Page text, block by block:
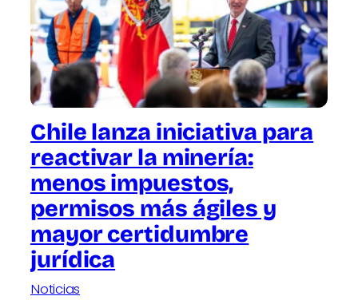
Chile lanza iniciativa para
reactivar la minería:
menos impuestos,
permisos más ágiles y
mayor certidumbre
jurídica
Noticias